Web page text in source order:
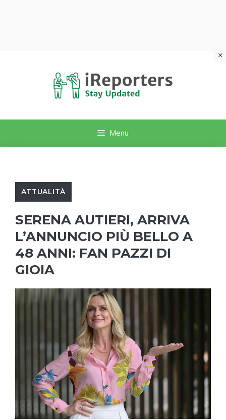
Menu
ATTUALITÀ
SERENA AUTIERI, ARRIVA
L’ANNUNCIO PIÙ BELLO A
48 ANNI: FAN PAZZI DI
GIOIA
×